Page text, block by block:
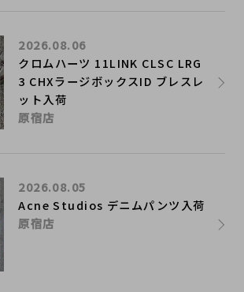
クロムハーツ 11LINK CLSC LRG
3 CHXラージボックスID ブレスレ
ット入荷
2026.08.06
原宿店
Acne Studios デニムパンツ入荷
2026.08.05
原宿店